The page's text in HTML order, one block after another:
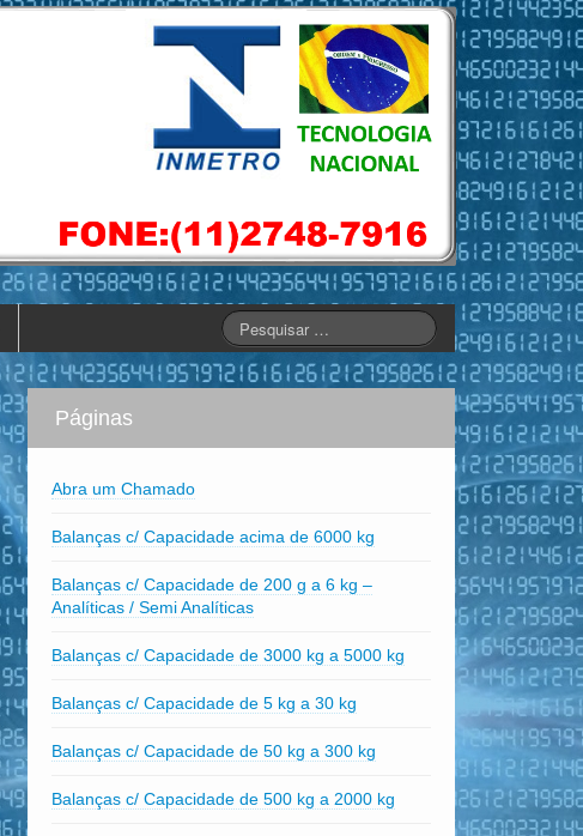
Páginas
Abra um Chamado
Balanças c/ Capacidade acima de 6000 kg
Balanças c/ Capacidade de 200 g a 6 kg –
Analíticas / Semi Analíticas
Balanças c/ Capacidade de 3000 kg a 5000 kg
Balanças c/ Capacidade de 5 kg a 30 kg
Balanças c/ Capacidade de 50 kg a 300 kg
Balanças c/ Capacidade de 500 kg a 2000 kg